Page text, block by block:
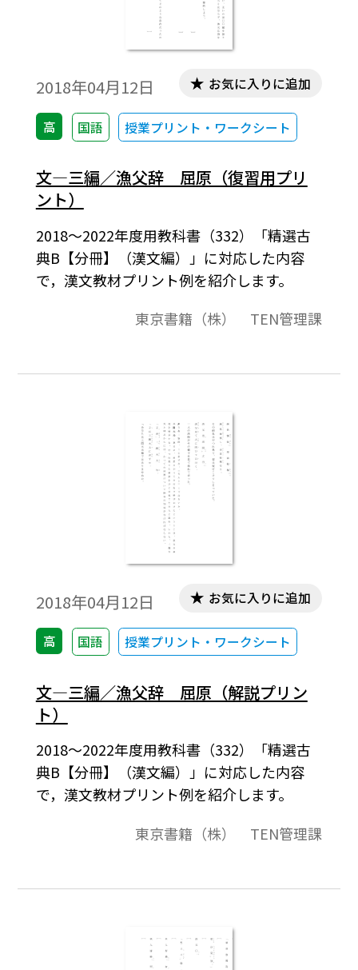
2018年04月12日
高 国語 授業プリント・ワークシート
お気に入りに追加
文―三編／漁父辞 屈原（復習用プリ
ント）
2018～2022年度用教科書（332）「精選古
典B【分冊】（漢文編）」に対応した内容
で，漢文教材プリント例を紹介します。
東京書籍（株） TEN管理課
2018年04月12日
高 国語 授業プリント・ワークシート
お気に入りに追加
文―三編／漁父辞 屈原（解説プリン
ト）
2018～2022年度用教科書（332）「精選古
典B【分冊】（漢文編）」に対応した内容
で，漢文教材プリント例を紹介します。
東京書籍（株） TEN管理課